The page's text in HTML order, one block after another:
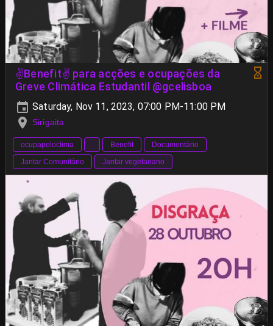
✌️Benefit✌️ para acções e ocupações da
Greve Climática Estudantil @gcelisboa
Saturday, Nov 11, 2023, 07:00 PM-11:00 PM
Sirigaita
ocupapeloclima Benefit
Documentário
Jantar Comunitário
Jantar vegetariano